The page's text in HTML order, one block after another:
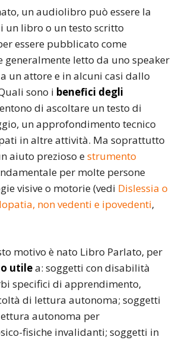
un audiolibro può essere la
un libro o un testo scritto
essere pubblicato come
generalmente letto da uno speaker
un attore e in alcuni casi dallo
sono i benefici degli
di ascoltare un testo di
un approfondimento tecnico
in altre attività. Ma soprattutto
aiuto prezioso estrumento
per molte persone
visive o motorie (vedi Dislessia o
non vedenti e ipovedenti,
motivo è nato Libro Parlato, per
utilea: soggetti con disabilità
specifici di apprendimento,
di lettura autonoma; soggetti
autonoma per
fisiche invalidanti; soggetti in